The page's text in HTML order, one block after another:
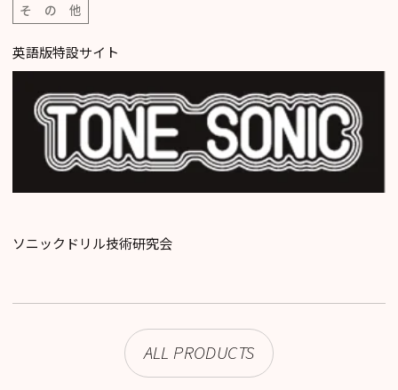
そ の 他
英語版特設サイト
ソニックドリル技術研究会
ALL PRODUCTS